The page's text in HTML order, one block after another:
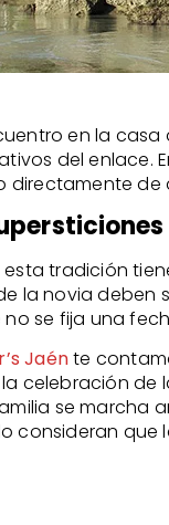
en la
del enlace.
directamente de
tradición
la novia
no se fija una
Jaénte
celebración de
se
consideran